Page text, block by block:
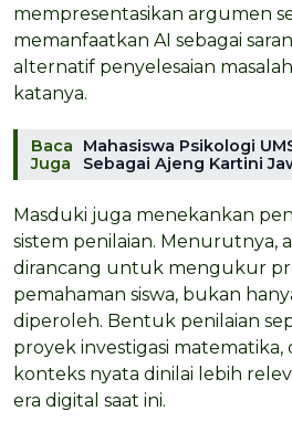
mempresentasikan argumen
memanfaatkan AI sebagai
alternatif penyelesaian
katanya.
Baca
Juga
Mahasiswa Psikologi
Sebagai Ajeng Kartini
Masduki juga menekankan
sistem penilaian. Menurutnya,
dirancang untuk mengukur
pemahaman siswa, bukan
diperoleh. Bentuk penilaian
proyek investigasi matematika,
konteks nyata dinilai lebih
era digital saat ini.